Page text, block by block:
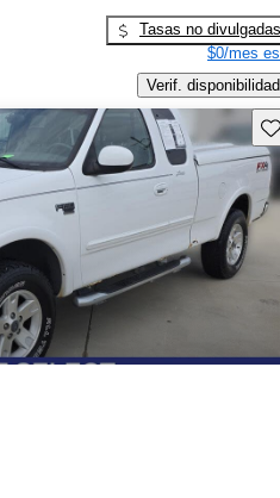
Tasas no divulgadas
$0/mes
Verif. disponibilidad